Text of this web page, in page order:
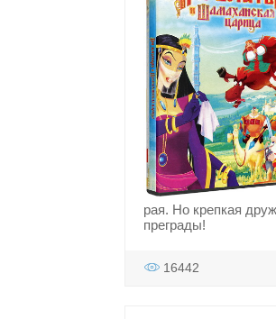
рая. Но крепкая
преграды!
16442